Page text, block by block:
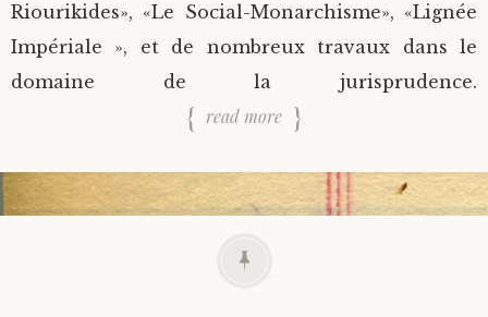
Riourikides», «Le Social-Monarchisme», «Lignée
Impériale », et de nombreux travaux dans le
domaine de la jurisprudence.
read more